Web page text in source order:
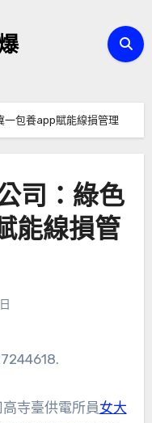
一包養app賦能線損管理
司：綠色
能線損管
寺臺供電所員女大